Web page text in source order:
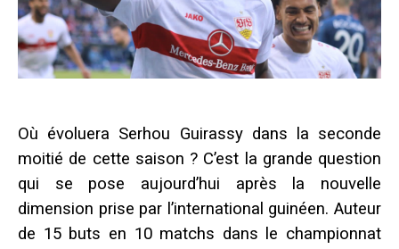
Où évoluera Serhou Guirassy dans la seconde
moitié de cette saison ? C’est la grande question
qui se pose aujourd’hui après la nouvelle
dimension prise par l’international guinéen. Auteur
de 15 buts en 10 matchs dans le championnat